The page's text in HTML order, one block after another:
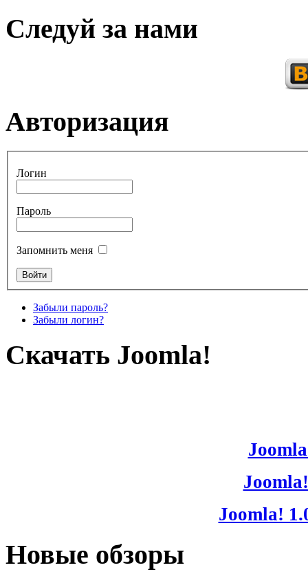
Следуй за нами
Авторизация
Логин
Пароль
Запомнить меня
Забыли пароль?
Забыли логин?
Скачать Joomla!
Joomla!
Новые обзоры